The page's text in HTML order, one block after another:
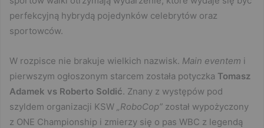
perfekcyjną hybrydą pojedynków celebrytów oraz
sportowców.
W rozpisce nie brakuje wielkich nazwisk. Main eventem i
pierwszym ogłoszonym starcem została potyczka Tomasz
Adamek vs Roberto Soldić. Znany z występów pod
szyldem organizacji KSW „RoboCop” został wypożyczony
z ONE Championship i zmierzy się o pas WBC z legendą